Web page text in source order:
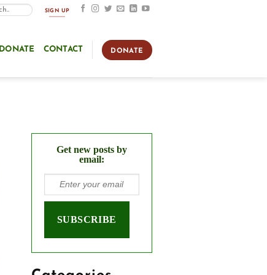
SIGN UP
DONATE CONTACT DONATE
Get new posts by
email: